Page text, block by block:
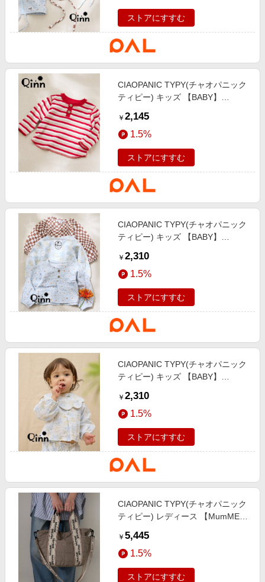
ストアにすすむ
CIAOPANIC TYPY(チャオパニック
ティピー) キッズ 【BABY】
ートップス：80～100cm レッド
￥ 2,145
1.5%
ストアにすすむ
CIAOPANIC TYPY(チャオパニック
ティピー) キッズ 【BABY】
ラウス綿100％：80cm サックスブ
ルー
￥ 2,310
1.5%
ストアにすすむ
CIAOPANIC TYPY(チャオパニック
ティピー) キッズ 【BABY】
ラウス綿100％：80cm ホワイト
￥ 2,310
1.5%
ストアにすすむ
CIAOPANIC TYPY(チャオパニック
ティピー) レディース 【MumME】
エアトートBAG グレー
￥ 5,445
1.5%
ストアにすすむ